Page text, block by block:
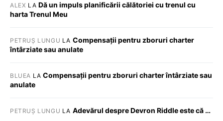
ALEX LA Dă un impuls planificării călătoriei cu trenul cu
harta Trenul Meu
PETRUȘ LUNGU LA Compensații pentru zboruri charter
întârziate sau anulate
BLUEA LACompensații pentru zboruri charter întârziate sau
anulate
PETRUȘ LUNGU LA Adevărul despre Devron Riddle este că …